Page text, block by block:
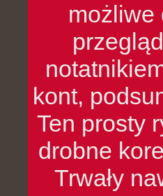
możliwe
kont,
Ten prosty
drobne
Trwały